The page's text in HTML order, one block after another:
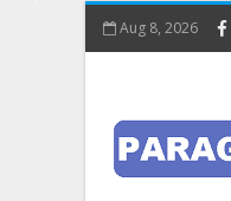
Aug 8, 2026